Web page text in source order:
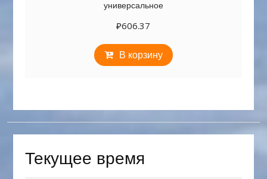
универсальное
₽606.37
В корзину
Текущее время